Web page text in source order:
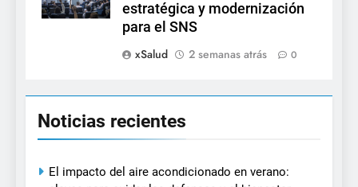
estratégica y modernización
para el SNS
xSalud
2 semanas atrás 0
Noticias recientes
El impacto del aire acondicionado en verano: